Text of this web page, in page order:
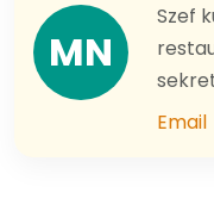
MN
Szef
Email